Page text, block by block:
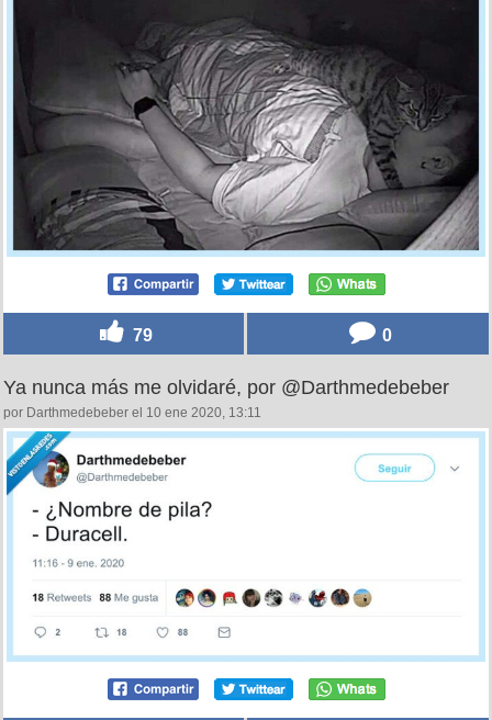
79 0
Ya nunca más me olvidaré, por @Darthmedebeber
por Darthmedebeber el 10 ene 2020, 13:11